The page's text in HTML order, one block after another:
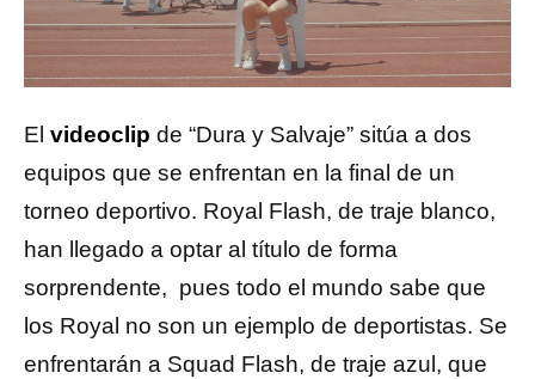
El videoclip de “Dura y Salvaje” sitúa a dos
equipos que se enfrentan en la final de un
torneo deportivo. Royal Flash, de traje blanco,
han llegado a optar al título de forma
sorprendente, pues todo el mundo sabe que
los Royal no son un ejemplo de deportistas. Se
enfrentarán a Squad Flash, de traje azul, que